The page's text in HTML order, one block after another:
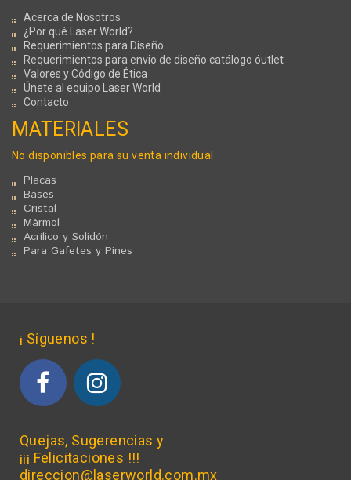
Acerca de Nosotros
¿Por qué Laser World?
Requerimientos para Diseño
Requerimientos para envio de diseño catálogo óutlet
Valores y Código de Ética
Únete al equipo Laser World
Contacto
MATERIALES
No disponibles para su venta individual
Placas
Bases
Cristal
Mármol
Acrílico y Solidón
Para Gafetes y Pines
¡ Síguenos !
Quejas, Sugerencias y
¡¡¡ Felicitaciones !!!
direccion@laserworld.com.mx